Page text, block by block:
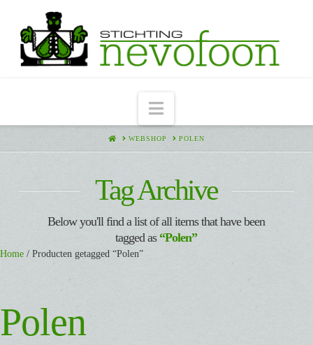
Navigation
HOMEWEBSHOP POLEN
Tag Archive
Below you'll find a list of all items that have been
tagged as “Polen”
Home / Producten getagged “Polen”
Polen